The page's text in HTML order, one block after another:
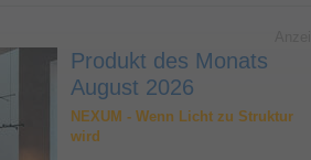
Produkt des Monats
August 2026
NEXUM - Wenn Licht zu Struktur
wird